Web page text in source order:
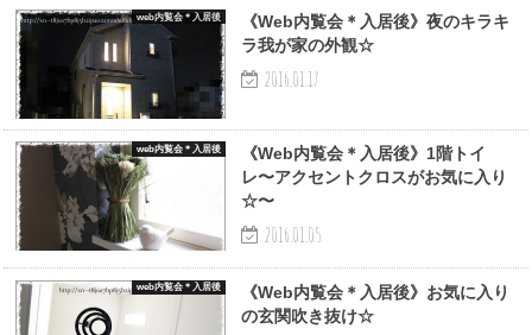
web内覧会＊入居後
《Web内覧会＊入居後》夜のキラキ
ラ我が家の外観☆
2016.01.17
web内覧会＊入居後
《Web内覧会＊入居後》1階トイ
レ〜アクセントクロスがお気に入り
☆〜
2016.01.05
web内覧会＊入居後
《Web内覧会＊入居後》お気に入り
の玄関吹き抜け☆